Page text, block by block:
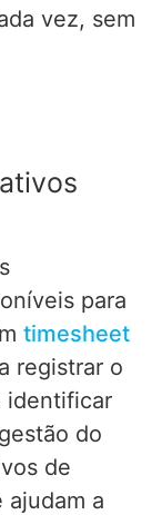
vez, sem
para
timesheet
registrar o
identificar
do
de
a